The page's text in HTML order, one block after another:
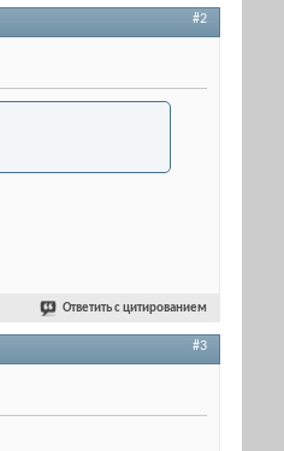
#2
Ответить с цитированием
#3